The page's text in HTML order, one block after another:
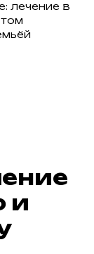
лечение в
и